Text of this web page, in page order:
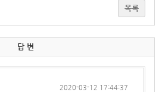
목록
답 변
2020-03-12 17:44:37